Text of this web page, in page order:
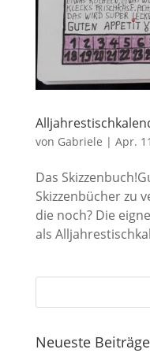
von Gabriele | Apr.
Das
Skizzenbücher zu
die noch? Die
als
Neueste Beiträge